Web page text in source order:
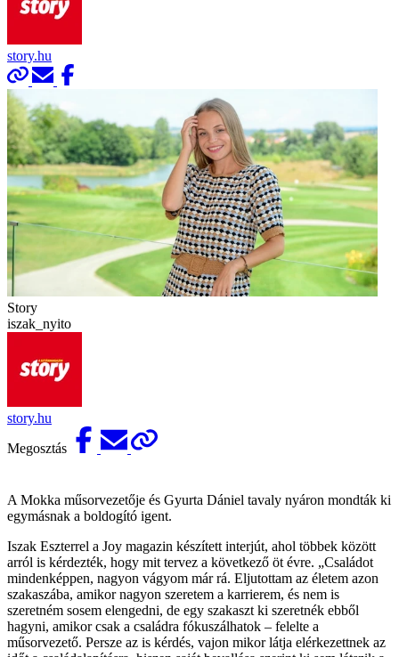
story.hu
Story
iszak_nyito
story.hu
Megosztás
A Mokka műsorvezetője és Gyurta Dániel tavaly nyáron mondták ki
egymásnak a boldogító igent.
Iszak Eszterrel a Joy magazin készített interjút, ahol többek között
arról is kérdezték, hogy mit tervez a következő öt évre. „Családot
mindenképpen, nagyon vágyom már rá. Eljutottam az életem azon
szakaszába, amikor nagyon szeretem a karrierem, és nem is
szeretném sosem elengedni, de egy szakaszt ki szeretnék ebből
hagyni, amikor csak a családra fókuszálhatok – felelte a
műsorvezető. Persze az is kérdés, vajon mikor látja elérkezettnek az